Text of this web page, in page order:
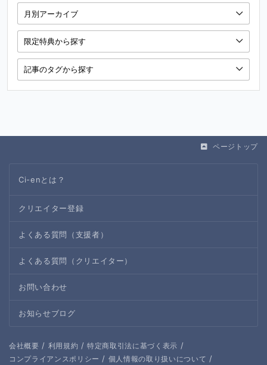
ページトップ
Ci-enとは？
クリエイター登録
よくある質問（支援者）
よくある質問（クリエイター）
お問い合わせ
お知らせブログ
会社概要 / 利用規約 / 特定商取引法に基づく表示 /
コンプライアンスポリシー / 個人情報の取り扱いについて /